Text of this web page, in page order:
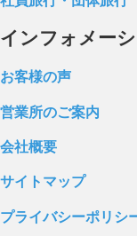
インフォメー
お客様の声
営業所のご案内
会社概要
サイトマップ
プライバシーポリシ